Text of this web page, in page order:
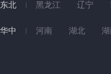
东北 黑龙江 辽宁
华中 河南 湖北 湖